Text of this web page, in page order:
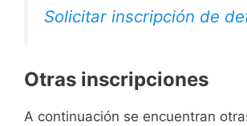
Solicitar inscripción de
Otras inscripciones
A continuación se encuentran